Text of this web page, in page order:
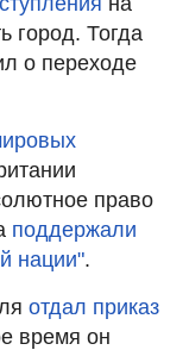
город. Тогда
о переходе
право
поддержали
нации".
отдал приказ
время он